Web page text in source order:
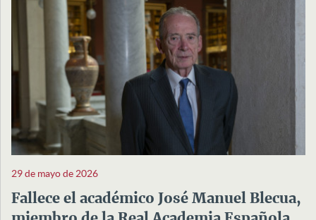
29 de mayo de 2026
Fallece el académico José Manuel Blecua,